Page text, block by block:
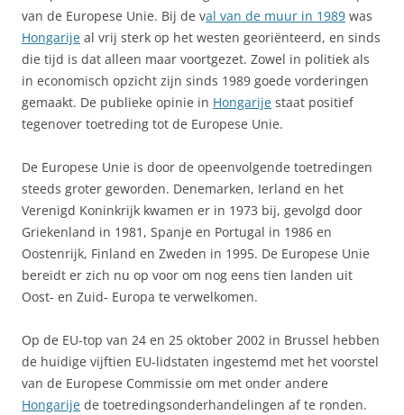
van de Europese Unie. Bij de val van de muur in 1989 was
Hongarije al vrij sterk op het westen georiënteerd, en sinds
die tijd is dat alleen maar voortgezet. Zowel in politiek als
in economisch opzicht zijn sinds 1989 goede vorderingen
gemaakt. De publieke opinie in Hongarije staat positief
tegenover toetreding tot de Europese Unie.
De Europese Unie is door de opeenvolgende toetredingen
steeds groter geworden. Denemarken, Ierland en het
Verenigd Koninkrijk kwamen er in 1973 bij, gevolgd door
Griekenland in 1981, Spanje en Portugal in 1986 en
Oostenrijk, Finland en Zweden in 1995. De Europese Unie
bereidt er zich nu op voor om nog eens tien landen uit
Oost- en Zuid- Europa te verwelkomen.
Op de EU-top van 24 en 25 oktober 2002 in Brussel hebben
de huidige vijftien EU-lidstaten ingestemd met het voorstel
van de Europese Commissie om met onder andere
Hongarije de toetredingsonderhandelingen af te ronden.